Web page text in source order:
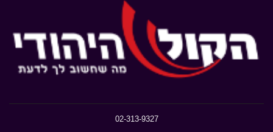
02-313-9327